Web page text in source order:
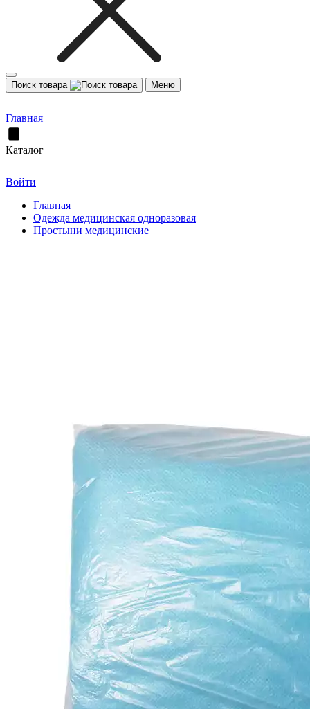
Поиск товара Меню
Главная
Каталог
Войти
Главная
Одежда медицинская одноразовая
Простыни медицинские